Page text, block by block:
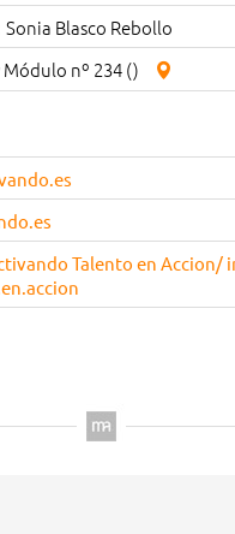
Sonia Blasco Rebollo
nº 234 ()
Talento en Accion/